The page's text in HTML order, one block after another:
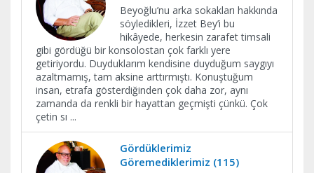
Beyoğlu’nu arka sokakları hakkında
söyledikleri, İzzet Bey’i bu
hikâyede, herkesin zarafet timsali
gibi gördüğü bir konsolostan çok farklı yere
getiriyordu. Duyduklarım kendisine duyduğum saygıyı
azaltmamış, tam aksine arttırmıştı. Konuştuğum
insan, etrafa gösterdiğinden çok daha zor, aynı
zamanda da renkli bir hayattan geçmişti çünkü. Çok
çetin sı ...
Gördüklerimiz
Göremediklerimiz (115)